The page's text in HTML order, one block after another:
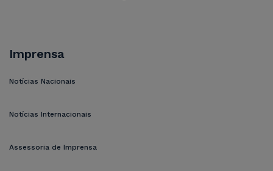
Imprensa
Notícias Nacionais
Notícias Internacionais
Assessoria de Imprensa